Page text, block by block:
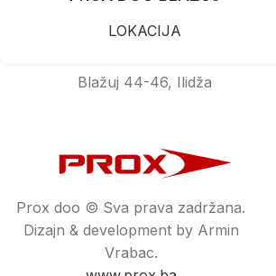
LOKACIJA
Blažuj 44-46, Ilidža
Prox doo © Sva prava zadržana.
Dizajn & development by Armin
Vrabac.